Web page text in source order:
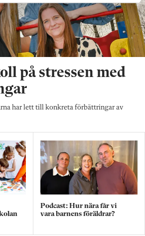
på stressen med
har lett till konkreta förbättringar av
Podcast: Hur nära får vi
vara barnens föräldrar?